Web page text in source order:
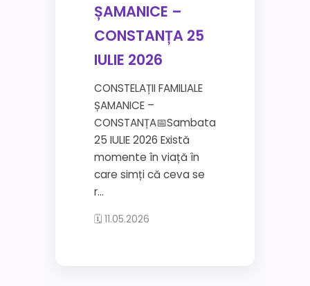
ȘAMANICE –
CONSTANȚA 25
IULIE 2026
CONSTELAȚII FAMILIALE
ȘAMANICE –
CONSTANȚA📅Sambata
25 IULIE 2026 Există
momente în viață în
care simți că ceva se
r...
🗓 11.05.2026